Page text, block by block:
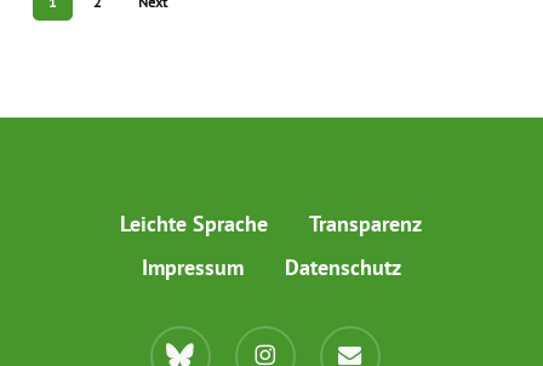
Leichte Sprache
Transparenz
Impressum
Datenschutz
bluesky instagram email